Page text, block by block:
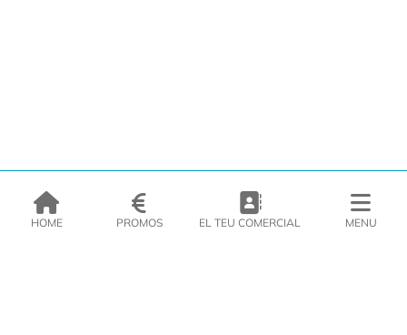
HOME PROMOS EL TEU COMERCIAL MENU